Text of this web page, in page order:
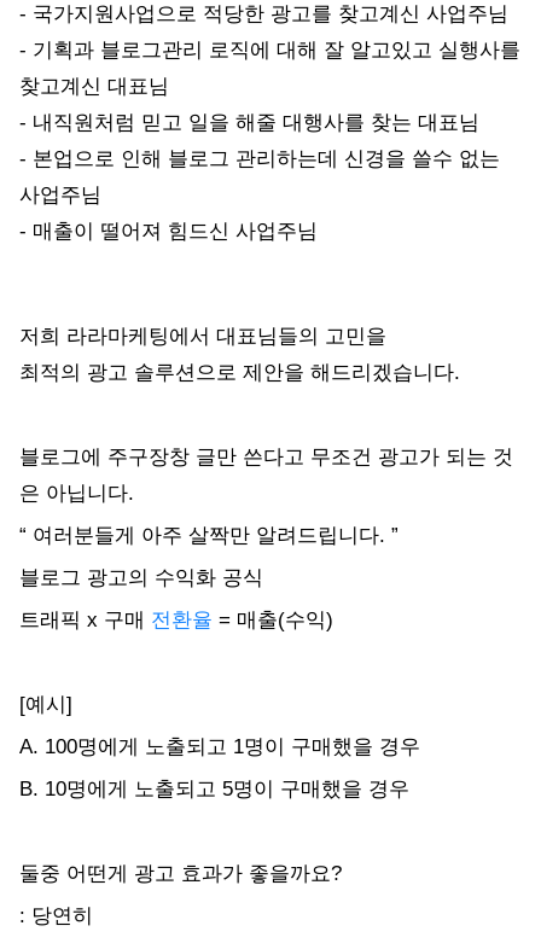
- 국가지원사업으로 적당한 광고를 찾고계신 사업주님
- 기획과 블로그관리 로직에 대해 잘 알고있고 실행사를
찾고계신 대표님
- 내직원처럼 믿고 일을 해줄 대행사를 찾는 대표님
- 본업으로 인해 블로그 관리하는데 신경을 쓸수 없는
사업주님
- 매출이 떨어져 힘드신 사업주님
저희 라라마케팅에서 대표님들의 고민을
최적의 광고 솔루션으로 제안을 해드리겠습니다.
블로그에 주구장창 글만 쓴다고 무조건 광고가 되는 것
은 아닙니다.
“ 여러분들게 아주 살짝만 알려드립니다. ”
블로그 광고의 수익화 공식
트래픽 x 구매 전환율 = 매출(수익)
[예시]
A. 100명에게 노출되고 1명이 구매했을 경우
B. 10명에게 노출되고 5명이 구매했을 경우
둘중 어떤게 광고 효과가 좋을까요?
: 당연히